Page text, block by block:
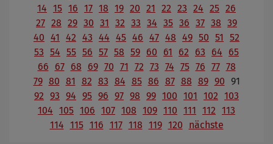
14 15 16 17 18 19 20 21 22 23 24 25 26
27 28 29 30 31 32 33 34 35 36 37 38 39
40 41 42 43 44 45 46 47 48 49 50 51
52
53 54 55 56 57 58 59 60 61 62 63 64
65
66
67 68 69 70 71 72 73 74 75 76 77 78
79 80 81 82 83 84 85 86 87 88 89 90 91
92 93 94 95 96 97 98 99 100 101 102 103
104 105 106 107 108 109 110 111 112 113
114 115 116 117 118 119 120 nächste